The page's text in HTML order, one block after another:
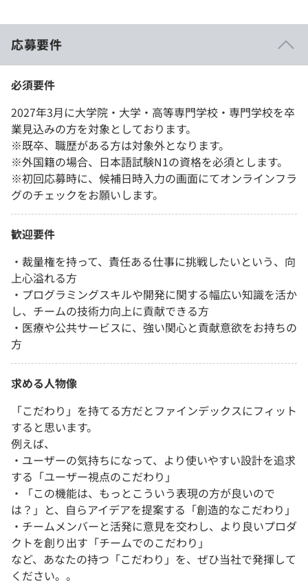
応募要件
必須要件
2027年3月に大学院・大学・高等専門学校・専門学校を卒
業見込みの方を対象としております。
※既卒、職歴がある方は対象外となります。
※外国籍の場合、日本語試験N1の資格を必須とします。
※初回応募時に、候補日時入力の画面にてオンラインフラ
グのチェックをお願いします。
歓迎要件
・裁量権を持って、責任ある仕事に挑戦したいという、向
上心溢れる方
・プログラミングスキルや開発に関する幅広い知識を活か
し、チームの技術力向上に貢献できる方
・医療や公共サービスに、強い関心と貢献意欲をお持ちの
方
求める人物像
「こだわり」を持てる方だとファインデックスにフィット
すると思います。
例えば、
・ユーザーの気持ちになって、より使いやすい設計を追求
する「ユーザー視点のこだわり」
・「この機能は、もっとこういう表現の方が良いので
は？」と、自らアイデアを提案する「創造的なこだわり」
・チームメンバーと活発に意見を交わし、より良いプロダ
クトを創り出す「チームでのこだわり」
など、あなたの持つ「こだわり」を、ぜひ当社で発揮して
ください。。